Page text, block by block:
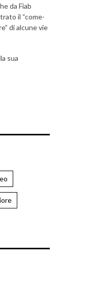
da Fiab
il “come-
di alcune vie
sua